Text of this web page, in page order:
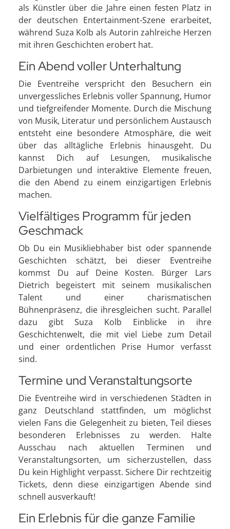
als Künstler über die Jahre einen festen Platz in
der deutschen Entertainment-Szene erarbeitet,
während Suza Kolb als Autorin zahlreiche Herzen
mit ihren Geschichten erobert hat.
Ein Abend voller Unterhaltung
Die Eventreihe verspricht den Besuchern ein
unvergessliches Erlebnis voller Spannung, Humor
und tiefgreifender Momente. Durch die Mischung
von Musik, Literatur und persönlichem Austausch
entsteht eine besondere Atmosphäre, die weit
über das alltägliche Erlebnis hinausgeht. Du
kannst Dich auf Lesungen, musikalische
Darbietungen und interaktive Elemente freuen,
die den Abend zu einem einzigartigen Erlebnis
machen.
Vielfältiges Programm für jeden
Geschmack
Ob Du ein Musikliebhaber bist oder spannende
Geschichten schätzt, bei dieser Eventreihe
kommst Du auf Deine Kosten. Bürger Lars
Dietrich begeistert mit seinem musikalischen
Talent und einer charismatischen
Bühnenpräsenz, die ihresgleichen sucht. Parallel
dazu gibt Suza Kolb Einblicke in ihre
Geschichtenwelt, die mit viel Liebe zum Detail
und einer ordentlichen Prise Humor verfasst
sind.
Termine und Veranstaltungsorte
Die Eventreihe wird in verschiedenen Städten in
ganz Deutschland stattfinden, um möglichst
vielen Fans die Gelegenheit zu bieten, Teil dieses
besonderen Erlebnisses zu werden. Halte
Ausschau nach aktuellen Terminen und
Veranstaltungsorten, um sicherzustellen, dass
Du kein Highlight verpasst. Sichere Dir rechtzeitig
Tickets, denn diese einzigartigen Abende sind
schnell ausverkauft!
Ein Erlebnis für die ganze Familie